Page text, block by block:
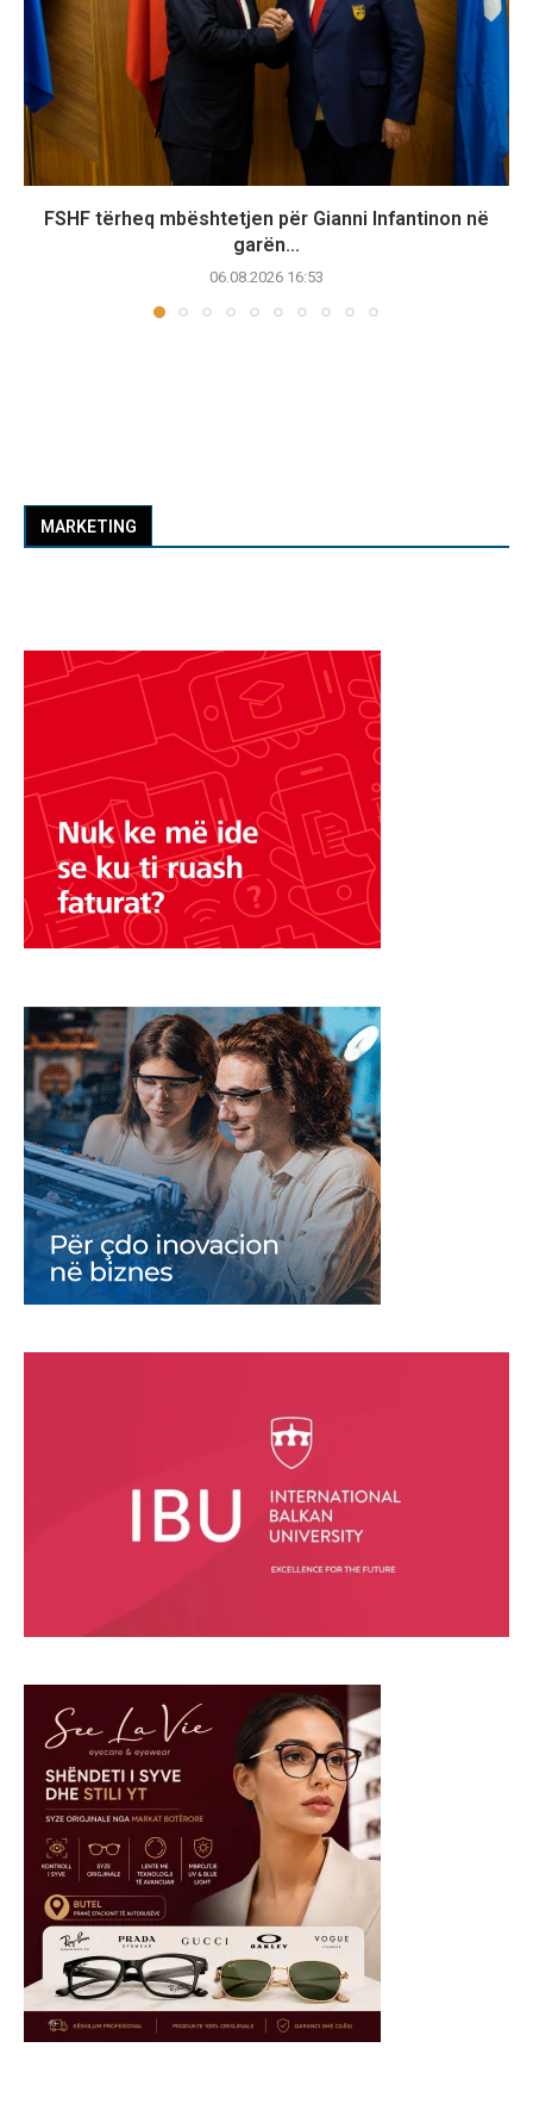
FSHF tërheq mbështetjen për Gianni Infantinon në
garën...
06.08.2026 16:53
MARKETING